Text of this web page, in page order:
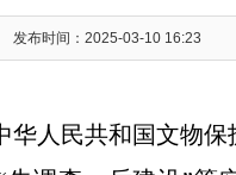
发布时间：2025-03-10 16:23
华人民共和国文物